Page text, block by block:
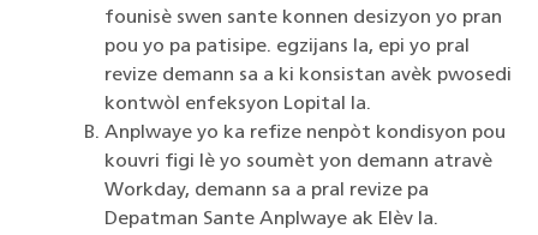
founisè swen sante konnen desizyon yo pran
pou yo pa patisipe. egzijans la, epi yo pral
revize demann sa a ki konsistan avèk pwosedi
kontwòl enfeksyon Lopital la.
Anplwaye yo ka refize nenpòt kondisyon pou
kouvri figi lè yo soumèt yon demann atravè
Workday, demann sa a pral revize pa
Depatman Sante Anplwaye ak Elèv la.